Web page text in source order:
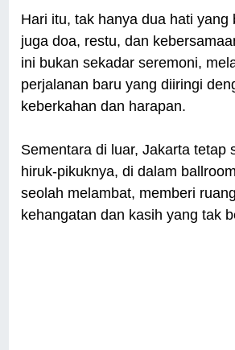
Hari itu, tak hanya dua hati yang
juga doa, restu, dan
ini bukan sekadar seremoni,
perjalanan baru yang diiringi
keberkahan dan harapan.
Sementara di luar, Jakarta tetap
hiruk-pikuknya, di dalam
seolah melambat, memberi
kehangatan dan kasih yang tak